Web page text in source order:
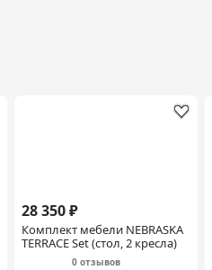
28 350 ₽
Комплект мебели NEBRASKA
TERRACE Set (стол, 2 кресла)
0 отзывов